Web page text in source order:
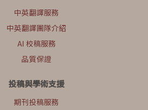
中英翻譯服務
中英翻譯團隊介紹
AI 校稿服務
品質保證
投稿與學術支援
期刊投稿服務